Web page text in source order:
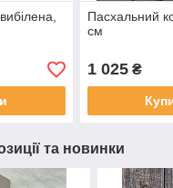
Пасхальний
см
1 025₴
та новинки